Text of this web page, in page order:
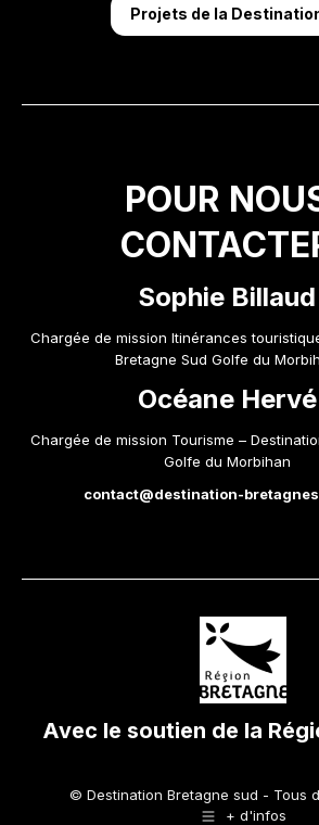
Projets de la
POUR
Sophie Billaud
Chargée de mission Itinérances
Bretagne Sud Golfe du
Océane Hervé
Chargée de mission Tourisme –
Golfe du Morbihan
contact@destination-
Avec le soutien de la
© Destination Bretagne sud - Tous
+ d'infos